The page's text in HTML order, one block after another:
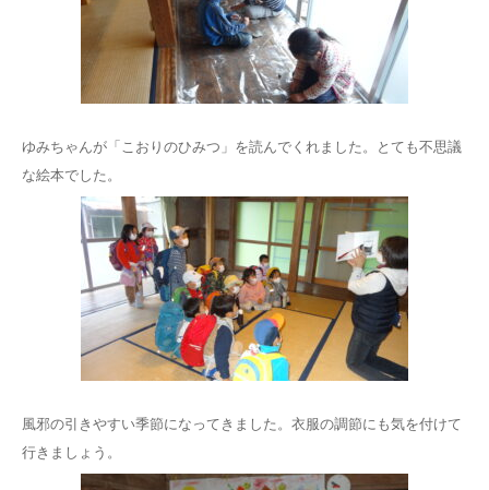
ゆみちゃんが「こおりのひみつ」を読んでくれました。とても不思議
な絵本でした。
風邪の引きやすい季節になってきました。衣服の調節にも気を付けて
行きましょう。